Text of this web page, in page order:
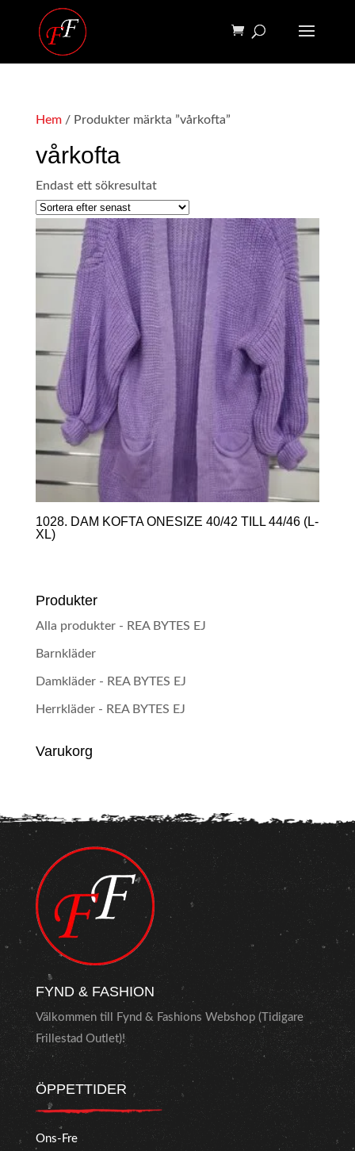
Hem/ Produkter märkta ”vårkofta”
vårkofta
Endast ett sökresultat
1028. DAM KOFTA ONESIZE 40/42 TILL 44/46 (L-
XL)
Produkter
Alla produkter - REA BYTES EJ
Barnkläder
Damkläder - REA BYTES EJ
Herrkläder - REA BYTES EJ
Varukorg
FYND & FASHION
Välkommen till Fynd & Fashions Webshop (Tidigare
Frillestad Outlet)!
ÖPPETTIDER
Ons-Fre